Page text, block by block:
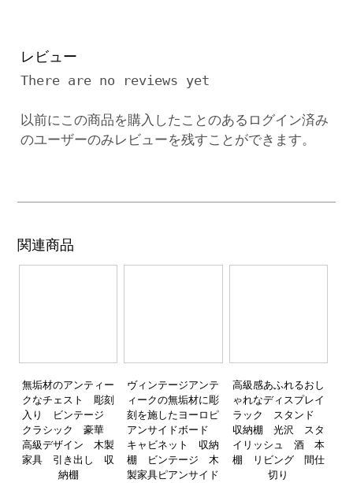
レビュー
There are no reviews yet
以前にこの商品を購入したことのあるログイン済み
のユーザーのみレビューを残すことができます。
関連商品
無垢材のアンティー
クなチェスト 彫刻
入り ビンテージ
クラシック 豪華
高級デザイン 木製
家具 引き出し 収
納棚
ヴィンテージアンテ
ィークの無垢材に彫
刻を施したヨーロピ
アンサイドボード
キャビネット 収納
棚 ビンテージ 木
製家具ピアンサイド
高級感あふれるおし
ゃれなディスプレイ
ラック スタンド
収納棚 光沢 スタ
イリッシュ 酒 本
棚 リビング 間仕
切り